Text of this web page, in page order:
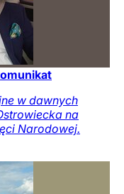
w dawnych
na
Narodowej.